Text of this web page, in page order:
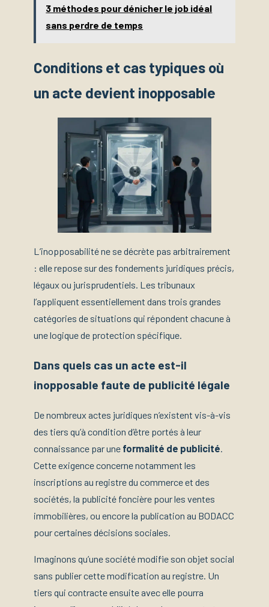
3 méthodes pour dénicher le job idéal
sans perdre de temps
Conditions et cas typiques où
un acte devient inopposable
L’inopposabilité ne se décrète pas arbitrairement
: elle repose sur des fondements juridiques précis,
légaux ou jurisprudentiels. Les tribunaux
l’appliquent essentiellement dans trois grandes
catégories de situations qui répondent chacune à
une logique de protection spécifique.
Dans quels cas un acte est-il
inopposable faute de publicité légale
De nombreux actes juridiques n’existent vis-à-vis
des tiers qu’à condition d’être portés à leur
connaissance par une formalité de publicité
Cette exigence concerne notamment les
inscriptions au registre du commerce et des
sociétés, la publicité foncière pour les ventes
immobilières, ou encore la publication au BODACC
pour certaines décisions sociales.
Imaginons qu’une société modifie son objet social
sans publier cette modification au registre. Un
tiers qui contracte ensuite avec elle pourra